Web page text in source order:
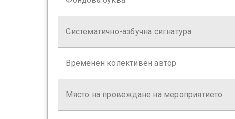
Систематично-азбучна сигнатура
Временен колективен автор
Място на провеждане на мероприятието